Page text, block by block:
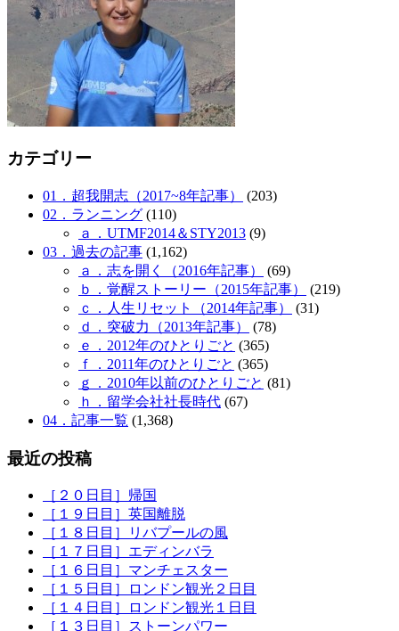
カテゴリー
01．超我開志（2017~8年記事）
(203)
02．ランニング (110)
ａ．UTMF2014＆STY2013 (9)
03．過去の記事 (1,162)
ａ．志を開く（2016年記事）
(69)
ｂ．覚醒ストーリー（2015年記事）
(219)
ｃ．人生リセット（2014年記事）
(31)
ｄ．突破力（2013年記事）
(78)
ｅ．2012年のひとりごと (365)
ｆ．2011年のひとりごと (365)
ｇ．2010年以前のひとりごと (81)
ｈ．留学会社社長時代 (67)
04．記事一覧 (1,368)
最近の投稿
［２０日目］帰国
［１９日目］英国離脱
［１８日目］リバプールの風
［１７日目］エディンバラ
［１６日目］マンチェスター
［１５日目］ロンドン観光２日目
［１４日目］ロンドン観光１日目
［１３日目］ストーンパワー